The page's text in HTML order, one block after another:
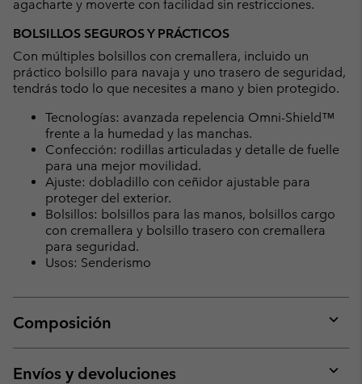
agacharte y moverte con facilidad sin restricciones.
BOLSILLOS SEGUROS Y PRÁCTICOS
Con múltiples bolsillos con cremallera, incluido un
práctico bolsillo para navaja y uno trasero de seguridad,
tendrás todo lo que necesites a mano y bien protegido.
Tecnologías: avanzada repelencia Omni-Shield™
frente a la humedad y las manchas.
Confección: rodillas articuladas y detalle de fuelle
para una mejor movilidad.
Ajuste: dobladillo con ceñidor ajustable para
proteger del exterior.
Bolsillos: bolsillos para las manos, bolsillos cargo
con cremallera y bolsillo trasero con cremallera
para seguridad.
Usos: Senderismo
Composición
or
Envíos y devoluciones